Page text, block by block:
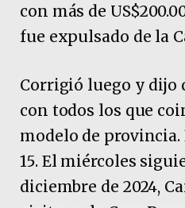
con más de
fue expulsado de la
Corrigió luego y dijo
con todos los que
modelo de
15. El miércoles
diciembre de 2024,